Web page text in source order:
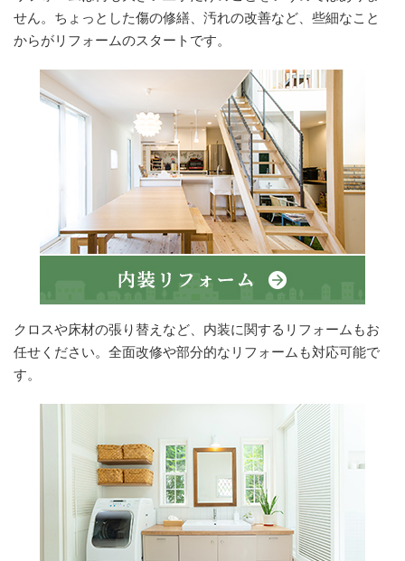
せん。ちょっとした傷の修繕、汚れの改善など、些細なこと
からがリフォームのスタートです。
クロスや床材の張り替えなど、内装に関するリフォームもお
任せください。全面改修や部分的なリフォームも対応可能で
す。